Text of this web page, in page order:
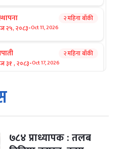
२५, २०८३-Oct 11, 2026
२ महिना बाँकी
३१ , २०८३-Oct 17, 2026
२ महिना बाँकी
सङ्क्रान्ति
१, २०८३
३, २०८३ -Oct 20, 2026
७८४ प्राध्यापक : तलब